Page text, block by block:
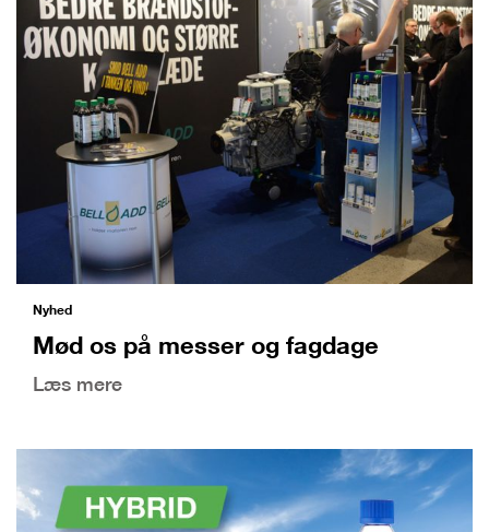
Nyhed
Mød os på messer og fagdage
Læs mere